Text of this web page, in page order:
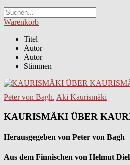
Warenkorb
Titel
Autor
Autor
Stimmen
Peter von Bagh, Aki Kaurismäki
KAURISMÄKI ÜBER
Herausgegeben von Peter von Bagh
Aus dem Finnischen von Helmut